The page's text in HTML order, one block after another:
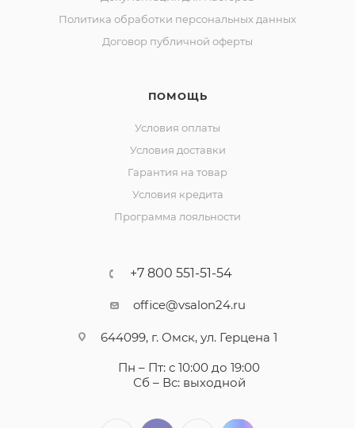
Политика обработки персональных данных
Договор публичной оферты
ПОМОЩЬ
Условия оплаты
Условия доставки
Гарантия на товар
Условия кредита
Программа лояльности
+7 800 551-51-54
office@vsalon24.ru
644099, г. Омск, ул. Герцена 1
Пн – Пт: с 10:00 до 19:00
Сб – Вс: выходной